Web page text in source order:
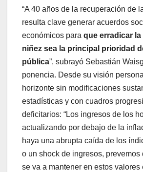
“A 40 años de la recuperación de
resulta clave generar acuerdos
económicos para que erradicar
niñez sea la principal prioridad
pública”, subrayó Sebastián
ponencia. Desde su visión
horizonte sin modificaciones
estadísticas y con cuadros
deficitarios: “Los ingresos de los
actualizando por debajo de la
haya una abrupta caída de los
o un shock de ingresos, prevemos
se va a mantener en estos valores